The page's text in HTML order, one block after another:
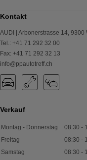
Kontakt
AUDI | Arbonerstrasse 14, 9300
Tel.: +41 71 292 32 00
Fax: +41 71 292 32 13
info@ppautotreff.ch
Verkauf
Montag - Donnerstag 08:30 -
Freitag
08:30 -
Samstag
08:30 -